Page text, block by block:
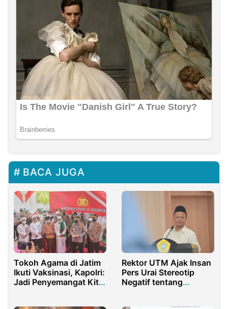
BACA JUGA
Tokoh Agama di Jatim
Ikuti Vaksinasi, Kapolri:
Jadi Penyemangat Kita
Rektor UTM Ajak Insan
Pers Urai Stereotip
Negatif tentang